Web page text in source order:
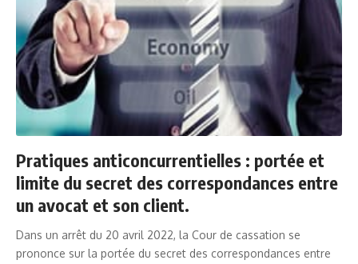
Pratiques anticoncurrentielles : portée et
limite du secret des correspondances entre
un avocat et son client.
Dans un arrêt du 20 avril 2022, la Cour de cassation se
prononce sur la portée du secret des correspondances entre